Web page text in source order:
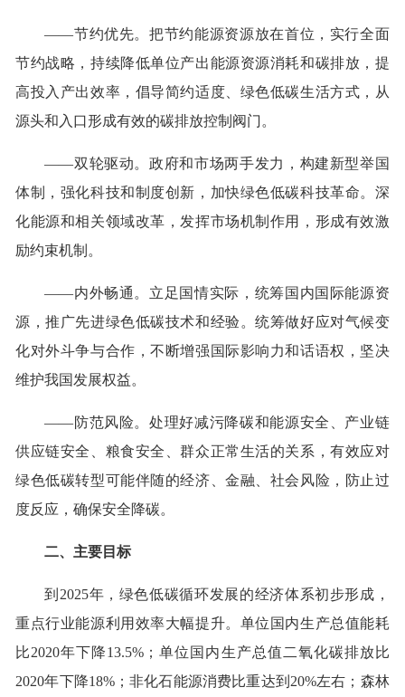
——节约优先。把节约能源资源放在首位，实行全面
节约战略，持续降低单位产出能源资源消耗和碳排放，提
高投入产出效率，倡导简约适度、绿色低碳生活方式，从
源头和入口形成有效的碳排放控制阀门。
——双轮驱动。政府和市场两手发力，构建新型举国
体制，强化科技和制度创新，加快绿色低碳科技革命。深
化能源和相关领域改革，发挥市场机制作用，形成有效激
励约束机制。
——内外畅通。立足国情实际，统筹国内国际能源资
源，推广先进绿色低碳技术和经验。统筹做好应对气候变
化对外斗争与合作，不断增强国际影响力和话语权，坚决
维护我国发展权益。
——防范风险。处理好减污降碳和能源安全、产业链
供应链安全、粮食安全、群众正常生活的关系，有效应对
绿色低碳转型可能伴随的经济、金融、社会风险，防止过
度反应，确保安全降碳。
二、主要目标
到2025年，绿色低碳循环发展的经济体系初步形成，
重点行业能源利用效率大幅提升。单位国内生产总值能耗
比2020年下降13.5%；单位国内生产总值二氧化碳排放比
2020年下降18%；非化石能源消费比重达到20%左右；森林